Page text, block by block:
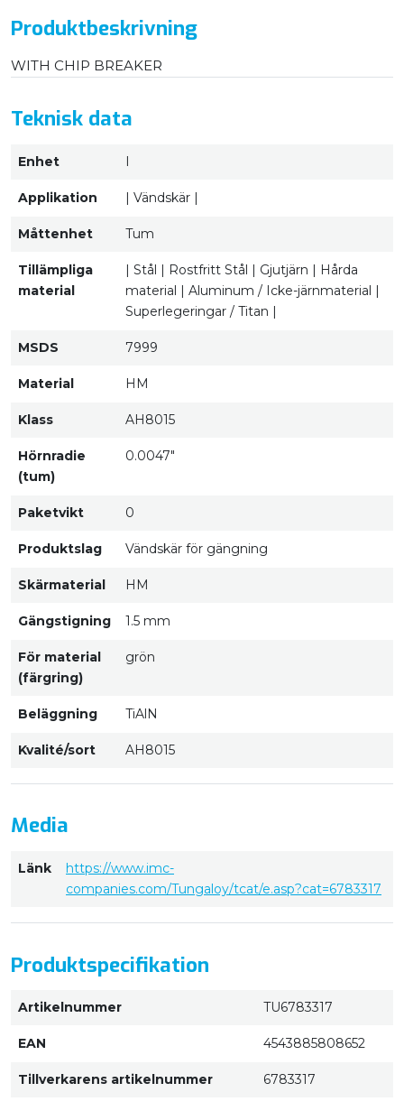
Produktbeskrivning
WITH CHIP BREAKER
Teknisk data
Enhet I
Applikation | Vändskär |
Måttenhet Tum
Tillämpliga
material
| Stål | Rostfritt Stål | Gjutjärn | Hårda
material | Aluminum / Icke-järnmaterial |
Superlegeringar / Titan |
MSDS 7999
Material HM
Klass AH8015
Hörnradie
(tum)
0.0047"
Paketvikt 0
Produktslag Vändskär för gängning
Skärmaterial HM
Gängstigning 1.5 mm
För material
(färgring)
grön
Beläggning TiAlN
Kvalité/sort AH8015
Media
Länk
https://www.imc-
companies.com/Tungaloy/tcat/e.asp?cat=6783317
Produktspecifikation
Artikelnummer TU6783317
EAN 4543885808652
Tillverkarens artikelnummer 6783317